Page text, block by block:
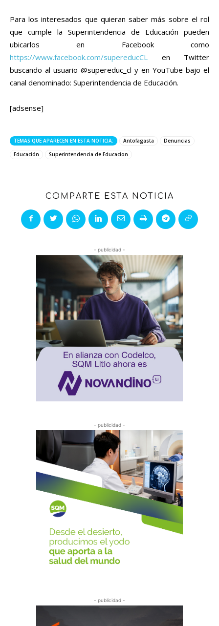
Para los interesados que quieran saber más sobre el rol
que cumple la Superintendencia de Educación pueden
ubicarlos en Facebook como
https://www.facebook.com/supereducCL
en Twitter
buscando al usuario @supereduc_cl y en YouTube bajo el
canal denominado: Superintendencia de Educación.
[adsense]
TEMAS QUE APARECEN EN ESTA NOTICIA: Antofagasta
Denuncias
Educación
Superintendencia de Educacion
COMPARTE ESTA NOTICIA
- publicidad -
- publicidad -
- publicidad -